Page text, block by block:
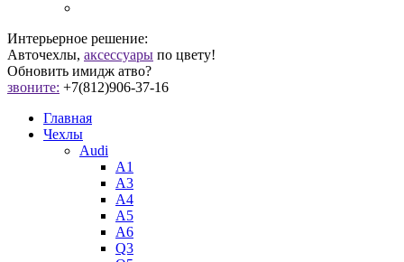
Интерьерное решение:
Авточехлы, аксессуары по цвету!
Обновить имидж атво?
звоните: +7(812)906-37-16
Главная
Чехлы
Audi
A1
A3
A4
A5
A6
Q3